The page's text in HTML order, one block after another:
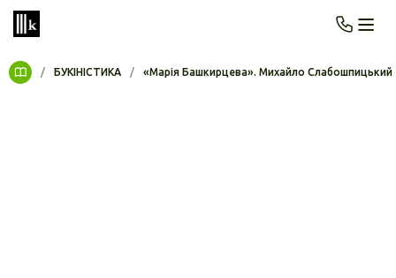
/ БУКІНІСТИКА / «Марія Башкирцева». Михайло Слабошпицький